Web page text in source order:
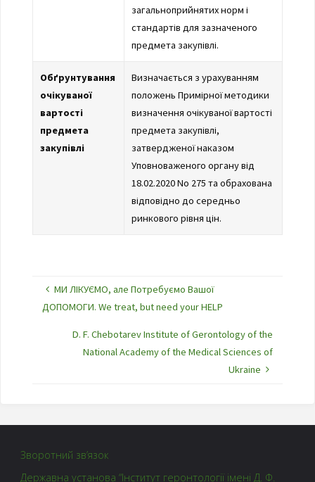
загальноприйнятих норм і
стандартів для зазначеного
предмета закупівлі.
Обґрунтування
очікуваної
вартості
предмета
закупівлі
Визначається з урахуванням
положень Примірної методики
визначення очікуваної вартості
предмета закупівлі,
затвердженої наказом
Уповноваженого органу від
18.02.2020 No 275 та обрахована
відповідно до середньо
ринкового рівня цін.
МИ ЛІКУЄМО, але Потребуємо Вашої
ДОПОМОГИ. We treat, but need your HELP
D. F. Chebotarev Institute of Gerontology of the
National Academy of the Medical Sciences of
Ukraine
Зворотний зв’язок
Державна установа “Інститут геронтології імені Д. Ф.